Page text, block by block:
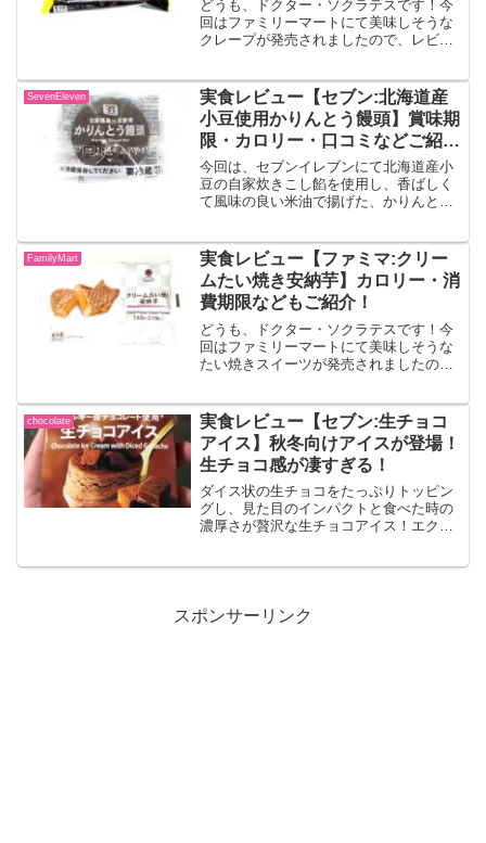
どうも、ドクター・ソクラテスです！今
回はファミリーマートにて美味しそうな
クレープが発売されましたので、レビュ
クレープ生地で、チョコホイップ、ザク
ザク食感のココアクランブ...
SevenEleven
実食レビュー【セブン:北海道産
小豆使用かりんとう饅頭】賞味期
限・カロリー・口コミなどご紹
介！
今回は、セブンイレブンにて北海道産小
豆の自家炊きこし餡を使用し、香ばしく
て風味の良い米油で揚げた、かりんとう
で、レビューしていきます！
FamilyMart
実食レビュー【ファミマ:クリー
ムたい焼き安納芋】カロリー・消
費期限などもご紹介！
どうも、ドクター・ソクラテスです！今
回はファミリーマートにて美味しそうな
たい焼きスイーツが発売されましたの
生地の中に「さつまいも（安納芋）」の
クリームを包みました。出典...
chocolate
実食レビュー【セブン:生チョコ
アイス】秋冬向けアイスが登場！
生チョコ感が凄すぎる！
ダイス状の生チョコをたっぷりトッピン
グし、見た目のインパクトと食べた時の
濃厚さが贅沢な生チョコアイス！エクア
スポンサーリンク